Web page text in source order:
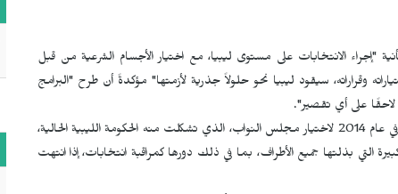
"إجراء الانتخابات على مستوى ليبيا، مع اختيار الأجسام الشرعية من قبل
وقراراته، سيقود ليبيا نحو حلولاً جذرية لأزمتها" مؤكدةً أن طرح "البرامج
على أي تقصير".
وأشارت زاهية صالح إلى أن "آخر انتخابات جرت في ليبيا كانت في عام 2014 لاختيار مجلس النواب، الذي تشكلت منه الحكومة الليبية الحالية،
تم عرقلتها رغم الجهود الكبيرة التي بذلتها جميع الأطراف، بما في ذلك دورها كمراقبة انتخابات، إذا انتهت